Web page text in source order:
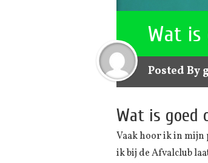
Wat is
Posted By
Wat is goed
Vaak hoor ik in mijn
ik bij de Afvalclub